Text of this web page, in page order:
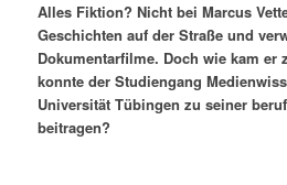
Alles Fiktion? Nicht bei Marcus
Geschichten auf der Straße und
Dokumentarfilme. Doch wie kam er
konnte der Studiengang
Universität Tübingen zu seiner
beitragen?